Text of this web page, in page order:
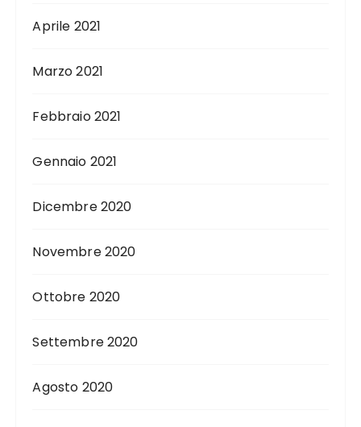
Aprile 2021
Marzo 2021
Febbraio 2021
Gennaio 2021
Dicembre 2020
Novembre 2020
Ottobre 2020
Settembre 2020
Agosto 2020